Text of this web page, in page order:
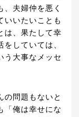
、夫婦仲を悪く
いいたいことも
は、果たして幸
していては、
う大事なメッセ
の問題もないと
「俺は幸せにな